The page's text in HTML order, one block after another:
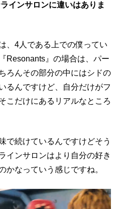
インサロンに違いはありま
、4人である上での僕ってい
Resonants』の場合は、パー
ろんその部分の中にはシドの
るんですけど、自分だけがフ
こだけにあるリアルなところ
で続けているんですけどそう
インサロンはより自分の好き
かなっていう感じですね。